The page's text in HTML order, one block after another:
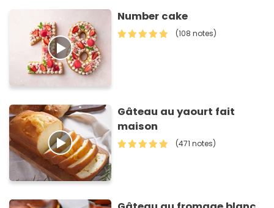
Number cake
(108 notes)
Gâteau au yaourt fait
maison
(471 notes)